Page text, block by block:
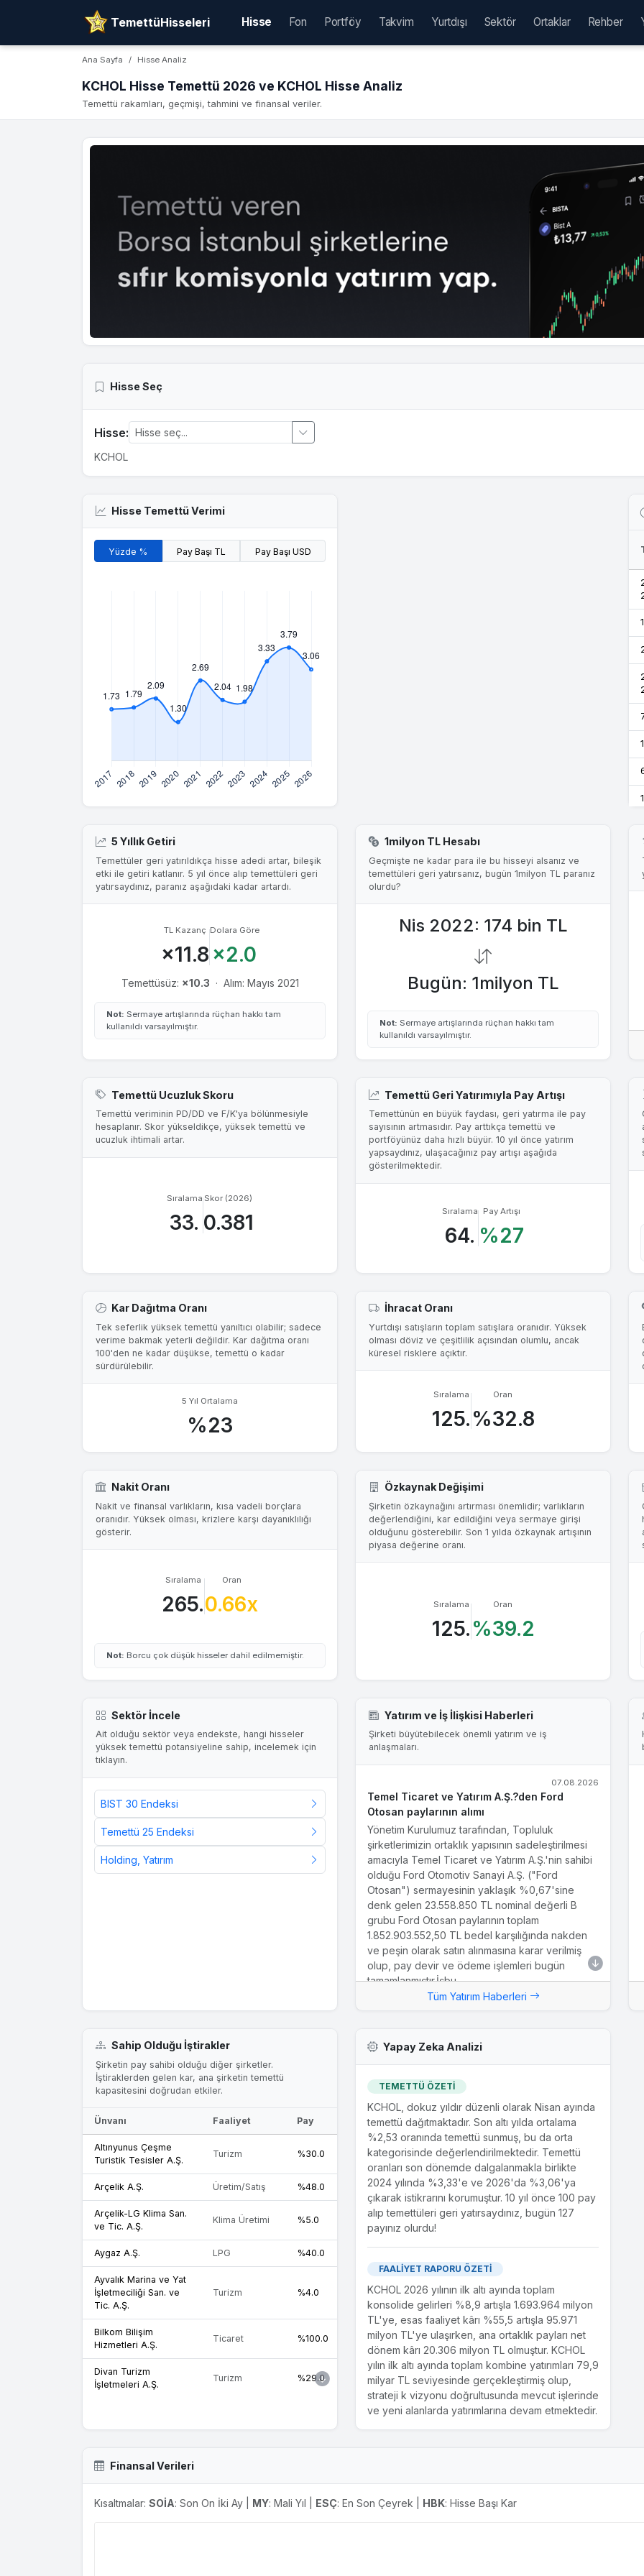
TemettüHisseleri Hisse Fon Portföy Takvim Yurtdışı Sektör Ortaklar Rehber
Ana Sayfa Hisse Analiz
KCHOL Hisse Temettü 2026 ve KCHOL Hisse Analiz
Temettü rakamları, geçmişi, tahmini ve finansal veriler.
Hisse Seç
Hisse:
KCHOL
Hisse Temettü Verimi
Yüzde % Pay Başı TL Pay Başı USD
5 Yıllık Getiri
Temettüler geri yatırıldıkça hisse adedi artar, bileşik
etki ile getiri katlanır. 5 yıl önce alıp temettüleri geri
yatırsaydınız, paranız aşağıdaki kadar artardı.
TL Kazanç
×11.8
Dolara Göre
×2.0
Temettüsüz: ×10.3 · Alım: Mayıs 2021
Not: Sermaye artışlarında rüçhan hakkı tam
kullanıldı varsayılmıştır.
1milyon TL Hesabı
Geçmişte ne kadar para ile bu hisseyi alsanız ve
temettüleri geri yatırsanız, bugün 1milyon TL paranız
olurdu?
Nis 2022: 174 bin TL
Bugün: 1milyon TL
Not: Sermaye artışlarında rüçhan hakkı tam
kullanıldı varsayılmıştır.
Temettü Ucuzluk Skoru
Temettü veriminin PD/DD ve F/K'ya bölünmesiyle
hesaplanır. Skor yükseldikçe, yüksek temettü ve
ucuzluk ihtimali artar.
Sıralama
33.
Skor (2026)
0.381
Temettü Geri Yatırımıyla Pay Artışı
Temettünün en büyük faydası, geri yatırma ile pay
sayısının artmasıdır. Pay arttıkça temettü ve
portföyünüz daha hızlı büyür. 10 yıl önce yatırım
yapsaydınız, ulaşacağınız pay artışı aşağıda
gösterilmektedir.
Sıralama
64.
Pay Artışı
%27
Kar Dağıtma Oranı
Tek seferlik yüksek temettü yanıltıcı olabilir; sadece
verime bakmak yeterli değildir. Kar dağıtma oranı
100'den ne kadar düşükse, temettü o kadar
sürdürülebilir.
5 Yıl Ortalama
%23
İhracat Oranı
Yurtdışı satışların toplam satışlara oranıdır. Yüksek
olması döviz ve çeşitlilik açısından olumlu, ancak
küresel risklere açıktır.
Sıralama
125.
Oran
%32.8
Nakit Oranı
Nakit ve finansal varlıkların, kısa vadeli borçlara
oranıdır. Yüksek olması, krizlere karşı dayanıklılığı
gösterir.
Sıralama
265.
Oran
0.66x
Not: Borcu çok düşük hisseler dahil edilmemiştir.
Özkaynak Değişimi
Şirketin özkaynağını artırması önemlidir; varlıkların
değerlendiğini, kar edildiğini veya sermaye girişi
olduğunu gösterebilir. Son 1 yılda özkaynak artışının
piyasa değerine oranı.
Sıralama
125.
Oran
%39.2
Sektör İncele
Ait olduğu sektör veya endekste, hangi hisseler
yüksek temettü potansiyeline sahip, incelemek için
tıklayın.
BIST 30 Endeksi
Temettü 25 Endeksi
Holding, Yatırım
Yatırım ve İş İlişkisi Haberleri
Şirketi büyütebilecek önemli yatırım ve iş
anlaşmaları.
07.08.2026
Temel Ticaret ve Yatırım A.Ş.?den Ford
Otosan paylarının alımı
Yönetim Kurulumuz tarafından, Topluluk
şirketlerimizin ortaklık yapısının sadeleştirilmesi
amacıyla Temel Ticaret ve Yatırım A.Ş.'nin sahibi
olduğu Ford Otomotiv Sanayi A.Ş. ("Ford
Otosan") sermayesinin yaklaşık %0,67'sine
denk gelen 23.558.850 TL nominal değerli B
grubu Ford Otosan paylarının toplam
1.852.903.552,50 TL bedel karşılığında nakden
ve peşin olarak satın alınmasına karar verilmiş
olup, pay devir ve ödeme işlemleri bugün
tamamlanmıştır.İşbu...
Yönetim Kurulumuz tarafından bağlı ortaklığımız
Arçelik A.Ş.'nin ("Şirket") geri alınan paylarından
Şirket sermayesinin %7,1'ine denk gelen
48.000.000 TL nominal değerli payların, Geri
Alınan Paylar Tebliği ve Borsa İstanbul A.Ş.'nin
Toptan Alış Satış İşlemlerine İlişkin Prosedür'ü
kapsamında geçmiş 10 iş günü boyunca oluşmuş
ağırlıklı ortalama fiyatların ortalaması alınarak en
yakın fiyat adımına yuvarlanması suretiyle...
02.12.2025
Tek-Art Kalamış ve Fenerbahçe Marmara
Turizm Tesisleri A.Ş.?nin Göcek Village Port
Marina ve Göcek Exclusive Port Marina?nın
devralınması amaçlı finansal duran varlık
29.07.2025 tarihli özel durum açıklamamız ile
bağlı ortaklığımız Tek-Art Kalamış ve Fenerbahçe
Marmara Turizm Tesisleri A.Ş. (Tek-Art Marina)
ile Yıldız Holding A.Ş. ve Sağlam İnşaat Taahhüt
Ticaret A.Ş. (Sağlam İnşaat) arasında, Göcek
Village Port Marina'nın deniz ve kara alanlarının
kullanım haklarına sahip MCI Turizm Marina Yat
ve Çekek İşletmesi A.Ş. (MCI) ile Göcek
Exclusive Port Marina'nın deniz ve kara
Bağlı ortaklığımız Tek-Art Kalamış ve
Fenerbahçe Marmara Turizm Tesisleri A.Ş.?
Tüm Yatırım Haberleri
Sahip Olduğu İştirakler
Şirketin pay sahibi olduğu diğer şirketler.
İştiraklerden gelen kar, ana şirketin temettü
kapasitesini doğrudan etkiler.
Ünvanı Faaliyet Pay
Altınyunus Çeşme
Turistik Tesisler A.Ş.
Turizm %30.0
Arçelik A.Ş. Üretim/Satış %48.0
Arçelik-LG Klima San.
ve Tic. A.Ş.
Klima Üretimi %5.0
Aygaz A.Ş. LPG %40.0
Ayvalık Marina ve Yat
İşletmeciliği San. ve
Tic. A.Ş.
Turizm %4.0
Bilkom Bilişim
Hizmetleri A.Ş.
Ticaret %100.0
Divan Turizm
İşletmeleri A.Ş.
Turizm %29.0
A.Ş.
Yapay Zeka Analizi
TEMETTÜ ÖZETİ
KCHOL, dokuz yıldır düzenli olarak Nisan ayında
temettü dağıtmaktadır. Son altı yılda ortalama
%2,53 oranında temettü sunmuş, bu da orta
kategorisinde değerlendirilmektedir. Temettü
oranları son dönemde dalgalanmakla birlikte
2024 yılında %3,33'e ve 2026'da %3,06'ya
çıkarak istikrarını korumuştur. 10 yıl önce 100 pay
alıp temettüleri geri yatırsaydınız, bugün 127
payınız olurdu!
FAALİYET RAPORU ÖZETİ
KCHOL 2026 yılının ilk altı ayında toplam
konsolide gelirleri %8,9 artışla 1.693.964 milyon
TL'ye, esas faaliyet kârı %55,5 artışla 95.971
milyon TL'ye ulaşırken, ana ortaklık payları net
dönem kârı 20.306 milyon TL olmuştur. KCHOL
yılın ilk altı ayında toplam kombine yatırımları 79,9
milyar TL seviyesinde gerçekleştirmiş olup,
strateji k vizyonu doğrultusunda mevcut işlerinde
ve yeni alanlarda yatırımlarına devam etmektedir.
Finansal Verileri
Kısaltmalar: SOİA: Son On İki Ay | MY: Mali Yıl | ESÇ: En Son Çeyrek | HBK: Hisse Başı Kar